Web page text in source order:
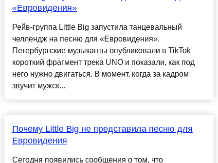
«Евровидения»
Рейв-группа Little Big запустила танцевальный
челлендж на песню для «Евровидения».
Петербургские музыканты опубликовали в TikTok
короткий фрагмент трека UNO и показали, как под
него нужно двигаться. В момент, когда за кадром
звучит мужск...
Почему Little Big не представила песню для
Евровидения
Сегодня появились сообщения о том, что